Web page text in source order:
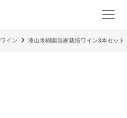
ワイン 漆山果樹園自家栽培ワイン3本セッ